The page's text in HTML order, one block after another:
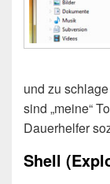
und zu
sind „meine“
Dauerhelfer
Shell